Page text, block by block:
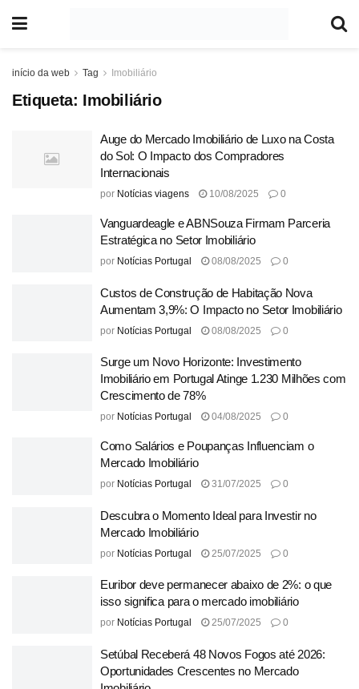
início da web Tag Imobiliário
Etiqueta: Imobiliário
Auge do Mercado Imobiliário de Luxo na Costa
do Sol: O Impacto dos Compradores
Internacionais
por Notícias viagens 10/08/2025 0
Vanguardeagle e ABNSouza Firmam Parceria
Estratégica no Setor Imobiliário
por Notícias Portugal 08/08/2025 0
Custos de Construção de Habitação Nova
Aumentam 3,9%: O Impacto no Setor Imobiliário
por Notícias Portugal 08/08/2025 0
Surge um Novo Horizonte: Investimento
Imobiliário em Portugal Atinge 1.230 Milhões com
Crescimento de 78%
por Notícias Portugal 04/08/2025 0
Como Salários e Poupanças Influenciam o
Mercado Imobiliário
por Notícias Portugal 31/07/2025 0
Descubra o Momento Ideal para Investir no
Mercado Imobiliário
por Notícias Portugal 25/07/2025 0
Euribor deve permanecer abaixo de 2%: o que
isso significa para o mercado imobiliário
por Notícias Portugal 25/07/2025 0
Setúbal Receberá 48 Novos Fogos até 2026:
Oportunidades Crescentes no Mercado